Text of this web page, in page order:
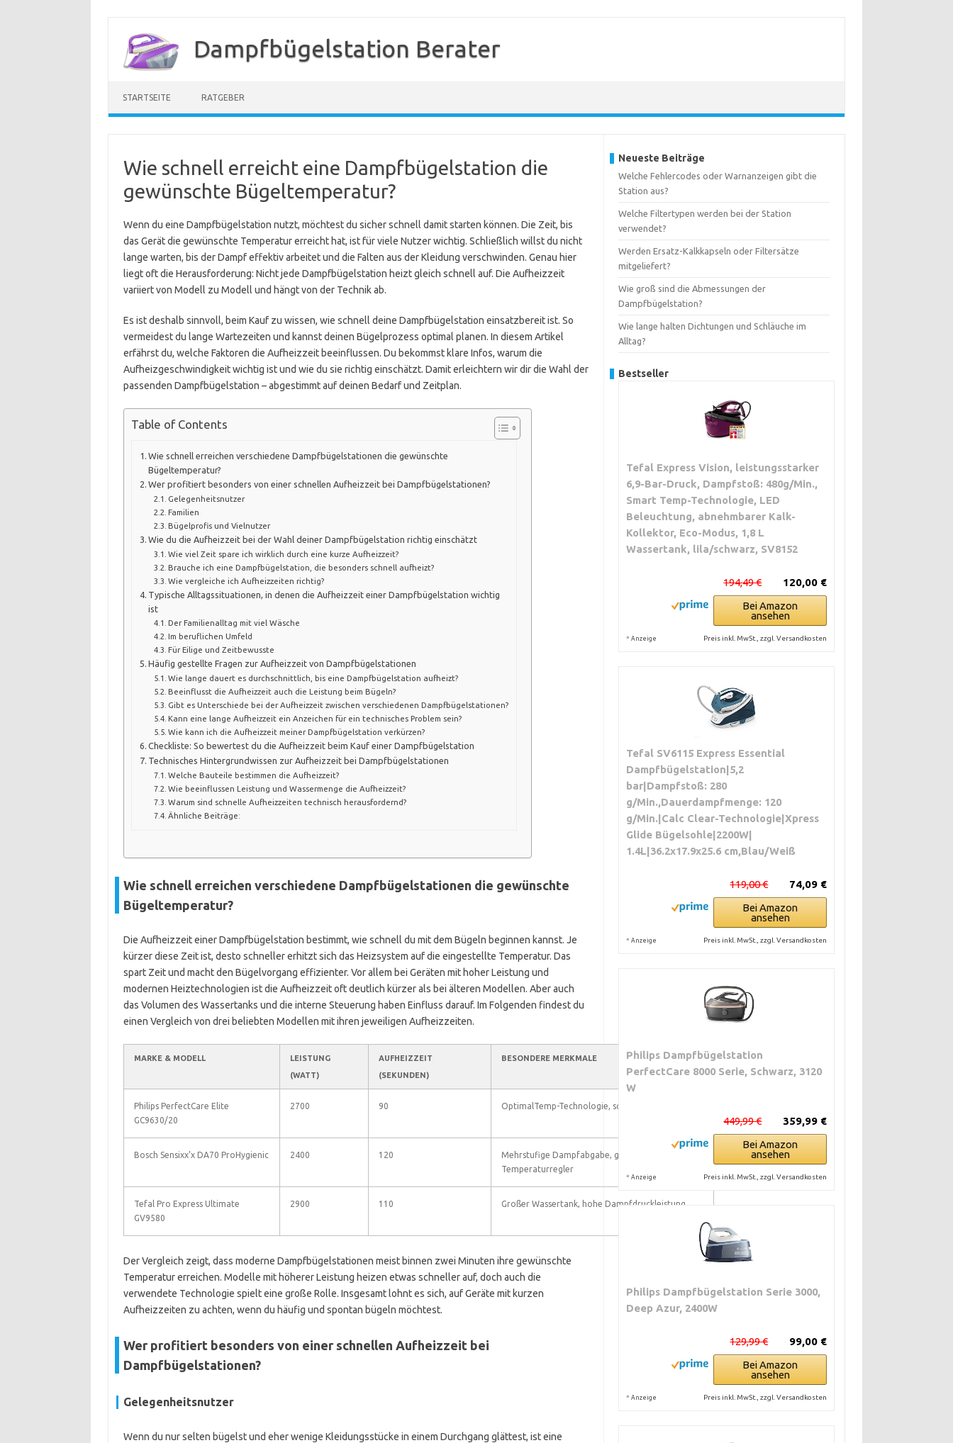
springen
Dampfbügelstation Berater
STARTSEITE RATGEBER
Wie schnell erreicht eine Dampfbügelstation die
gewünschte Bügeltemperatur?
Wenn du eine Dampfbügelstation nutzt, möchtest du sicher schnell damit starten können. Die Zeit, bis
das Gerät die gewünschte Temperatur erreicht hat, ist für viele Nutzer wichtig. Schließlich willst du nicht
lange warten, bis der Dampf effektiv arbeitet und die Falten aus der Kleidung verschwinden. Genau hier
liegt oft die Herausforderung: Nicht jede Dampfbügelstation heizt gleich schnell auf. Die Aufheizzeit
variiert von Modell zu Modell und hängt von der Technik ab.
Es ist deshalb sinnvoll, beim Kauf zu wissen, wie schnell deine Dampfbügelstation einsatzbereit ist. So
vermeidest du lange Wartezeiten und kannst deinen Bügelprozess optimal planen. In diesem Artikel
erfährst du, welche Faktoren die Aufheizzeit beeinflussen. Du bekommst klare Infos, warum die
Aufheizgeschwindigkeit wichtig ist und wie du sie richtig einschätzt. Damit erleichtern wir dir die Wahl der
passenden Dampfbügelstation – abgestimmt auf deinen Bedarf und Zeitplan.
Table of Contents
Wie schnell erreichen verschiedene Dampfbügelstationen die gewünschte
Bügeltemperatur?
Wer profitiert besonders von einer schnellen Aufheizzeit bei Dampfbügelstationen?
Gelegenheitsnutzer
Familien
Bügelprofis und Vielnutzer
Wie du die Aufheizzeit bei der Wahl deiner Dampfbügelstation richtig einschätzt
Wie viel Zeit spare ich wirklich durch eine kurze Aufheizzeit?
Brauche ich eine Dampfbügelstation, die besonders schnell aufheizt?
Wie vergleiche ich Aufheizzeiten richtig?
Typische Alltagssituationen, in denen die Aufheizzeit einer Dampfbügelstation wichtig
ist
Der Familienalltag mit viel Wäsche
Im beruflichen Umfeld
Für Eilige und Zeitbewusste
Häufig gestellte Fragen zur Aufheizzeit von Dampfbügelstationen
Wie lange dauert es durchschnittlich, bis eine Dampfbügelstation aufheizt?
Beeinflusst die Aufheizzeit auch die Leistung beim Bügeln?
Gibt es Unterschiede bei der Aufheizzeit zwischen verschiedenen Dampfbügelstationen?
Kann eine lange Aufheizzeit ein Anzeichen für ein technisches Problem sein?
Wie kann ich die Aufheizzeit meiner Dampfbügelstation verkürzen?
Checkliste: So bewertest du die Aufheizzeit beim Kauf einer Dampfbügelstation
Technisches Hintergrundwissen zur Aufheizzeit bei Dampfbügelstationen
Welche Bauteile bestimmen die Aufheizzeit?
Wie beeinflussen Leistung und Wassermenge die Aufheizzeit?
Warum sind schnelle Aufheizzeiten technisch herausfordernd?
Ähnliche Beiträge:
Wie schnell erreichen verschiedene Dampfbügelstationen die gewünschte
Bügeltemperatur?
Die Aufheizzeit einer Dampfbügelstation bestimmt, wie schnell du mit dem Bügeln beginnen kannst. Je
kürzer diese Zeit ist, desto schneller erhitzt sich das Heizsystem auf die eingestellte Temperatur. Das
spart Zeit und macht den Bügelvorgang effizienter. Vor allem bei Geräten mit hoher Leistung und
modernen Heiztechnologien ist die Aufheizzeit oft deutlich kürzer als bei älteren Modellen. Aber auch
das Volumen des Wassertanks und die interne Steuerung haben Einfluss darauf. Im Folgenden findest du
einen Vergleich von drei beliebten Modellen mit ihren jeweiligen Aufheizzeiten.
MARKE & MODELL
LEISTUNG
(WATT)
AUFHEIZZEIT
(SEKUNDEN)
BESONDERE MERKMALE
Philips PerfectCare Elite
GC9630/20
2700 90 OptimalTemp-Technologie, schnelles Aufheizen
Bosch Sensixx’x DA70 ProHygienic 2400 120
Mehrstufige Dampfabgabe, guter
Temperaturregler
Tefal Pro Express Ultimate
GV9580
2900 110 Großer Wassertank, hohe Dampfdruckleistung
Der Vergleich zeigt, dass moderne Dampfbügelstationen meist binnen zwei Minuten ihre gewünschte
Temperatur erreichen. Modelle mit höherer Leistung heizen etwas schneller auf, doch auch die
verwendete Technologie spielt eine große Rolle. Insgesamt lohnt es sich, auf Geräte mit kurzen
Aufheizzeiten zu achten, wenn du häufig und spontan bügeln möchtest.
Wer profitiert besonders von einer schnellen Aufheizzeit bei
Dampfbügelstationen?
Gelegenheitsnutzer
Wenn du nur selten bügelst und eher wenige Kleidungsstücke in einem Durchgang glättest, ist eine
Neueste Beiträge
Welche Fehlercodes oder Warnanzeigen gibt die
Station aus?
Welche Filtertypen werden bei der Station
verwendet?
Werden Ersatz-Kalkkapseln oder Filtersätze
mitgeliefert?
Wie groß sind die Abmessungen der
Dampfbügelstation?
Wie lange halten Dichtungen und Schläuche im
Alltag?
Bestseller
Tefal Express Vision, leistungsstarker
6,9-Bar-Druck, Dampfstoß: 480g/Min.,
Smart Temp-Technologie, LED
Beleuchtung, abnehmbarer Kalk-
Kollektor, Eco-Modus, 1,8 L
Wassertank, lila/schwarz, SV8152
120,00 €
194,49 €
Bei Amazon
ansehen
* Anzeige Preis inkl. MwSt., zzgl. Versandkosten
Tefal SV6115 Express Essential
Dampfbügelstation|5,2
bar|Dampfstoß: 280
g/Min.,Dauerdampfmenge: 120
g/Min.|Calc Clear-Technologie|Xpress
Glide Bügelsohle|2200W|
1.4L|36.2x17.9x25.6 cm,Blau/Weiß
74,09 €
119,00 €
Bei Amazon
ansehen
* Anzeige Preis inkl. MwSt., zzgl. Versandkosten
Philips Dampfbügelstation
PerfectCare 8000 Serie, Schwarz, 3120
W
359,99 €
449,99 €
Bei Amazon
ansehen
* Anzeige Preis inkl. MwSt., zzgl. Versandkosten
Philips Dampfbügelstation Serie 3000,
Deep Azur, 2400W
99,00 €
129,99 €
Bei Amazon
ansehen
* Anzeige Preis inkl. MwSt., zzgl. Versandkosten